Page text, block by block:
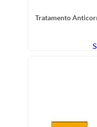
Tratamento